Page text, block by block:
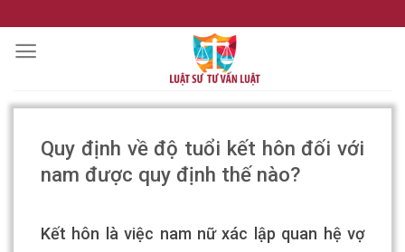
to
content
Quy định về độ tuổi kết hôn đối với
nam được quy định thế nào?
Kết hôn là việc nam nữ xác lập quan hệ vợ